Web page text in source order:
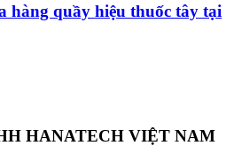
hàng quầy hiệu thuốc tây tại
HANATECH VIỆT NAM